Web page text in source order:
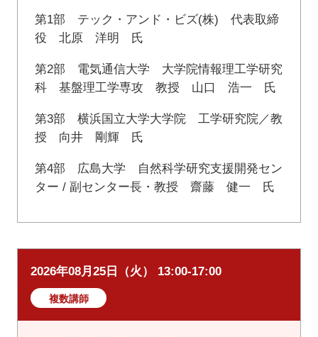
第1部 テック・アンド・ビズ(株) 代表取締
役 北原 洋明 氏
第2部 電気通信大学 大学院情報理工学研究
科 基盤理工学専攻 教授 山口 浩一 氏
第3部 横浜国立大学大学院 工学研究院／教
授 向井 剛輝 氏
第4部 広島大学 自然科学研究支援開発セン
ター / 副センター長・教授 齋藤 健一 氏
2026年08月25日（火） 13:00-17:00
複数講師